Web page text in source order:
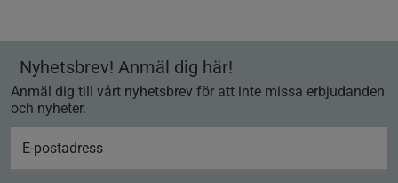
Nyhetsbrev! Anmäl dig här!
Anmäl dig till vårt nyhetsbrev för att inte missa erbjudanden
och nyheter.